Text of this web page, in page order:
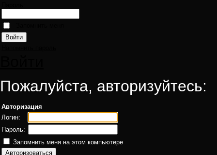
Пожалуйста, авторизуйтесь:
Авторизация
Логин:
Пароль:
Запомнить меня на этом компьютере